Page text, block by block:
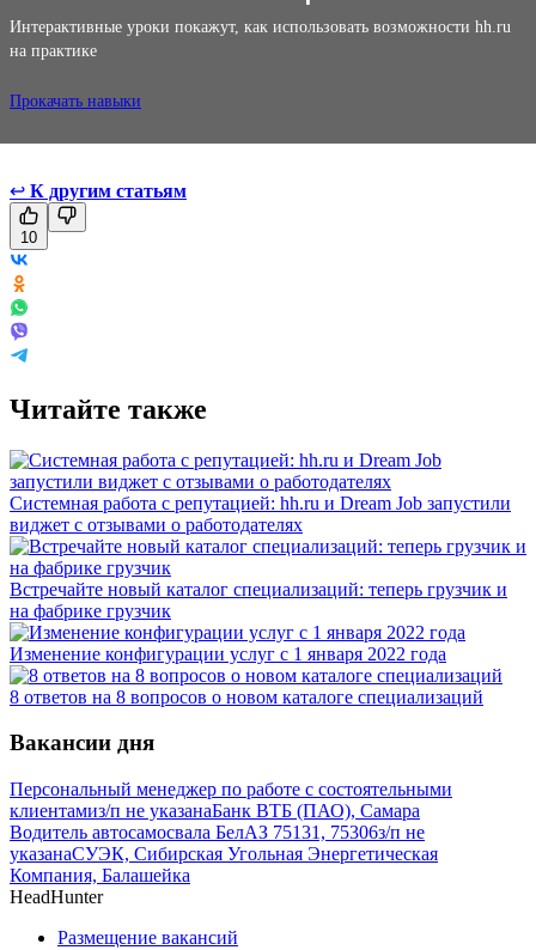
Интерактивные уроки покажут, как использовать возможности hh.ru
на практике
Прокачать навыки
↩ К другим статьям
10
Читайте также
Системная работа с репутацией: hh.ru и Dream Job запустили
виджет с отзывами о работодателях
Встречайте новый каталог специализаций: теперь грузчик и
на фабрике грузчик
Изменение конфигурации услуг с 1 января 2022 года
8 ответов на 8 вопросов о новом каталоге специализаций
Вакансии дня
Персональный менеджер по работе с состоятельными
клиентамиз/п не указанаБанк ВТБ (ПАО), Самара
Водитель автосамосвала БелАЗ 75131, 75306з/п не
указанаСУЭК, Сибирская Угольная Энергетическая
Компания, Балашейка
HeadHunter
Размещение вакансий